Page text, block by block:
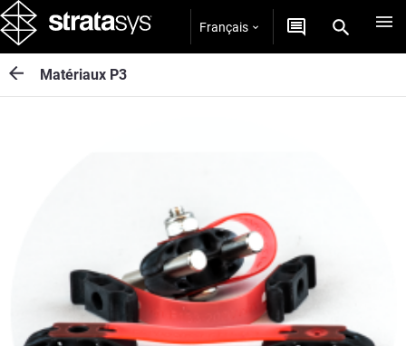
Français
Matériaux P3